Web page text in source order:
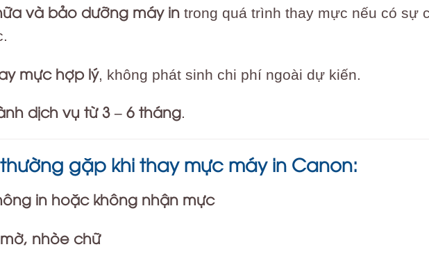
và bảo dưỡng máy in trong quá trình thay mực nếu có sự
mực hợp lý, không phát sinh chi phí ngoài dự kiến.
dịch vụ từ 3 – 6 tháng.
gặp khi thay mực máy in Canon:
in hoặc không nhận mực
nhòe chữ